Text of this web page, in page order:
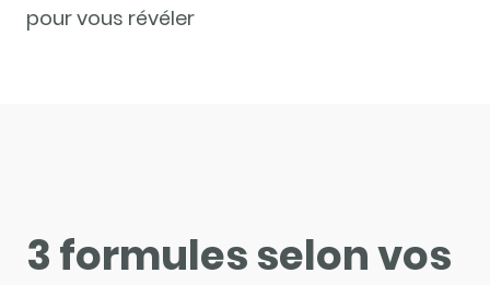
pour vous révéler
3 formules selon vos